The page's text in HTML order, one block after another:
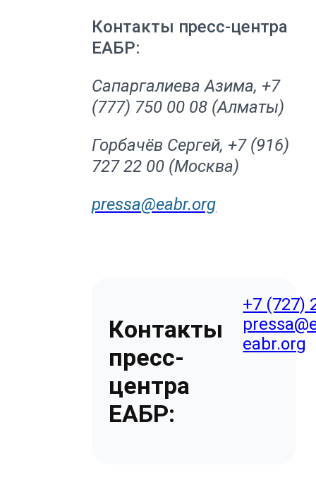
Контакты пресс-центра
ЕАБР:
Сапаргалиева Азима, +7
(777) 750 00 08 (Алматы)
Горбачёв Сергей, +7 (916)
727 22 00 (Москва)
pressa@eabr.org
Контакты
пресс-
центра
ЕАБР:
+7 (727)
eabr.org